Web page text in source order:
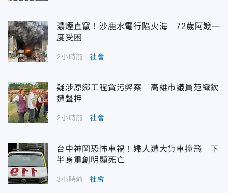
濃煙直竄！沙鹿水電行陷火海 72歲阿嬤一
度受困
2小時前 社會
疑涉原鄉工程貪污弊案 高雄市議員范織欽
遭聲押
2小時前 社會
台中神岡恐怖車禍！婦人遭大貨車撞飛 下
半身重創明顯死亡
3小時前 社會